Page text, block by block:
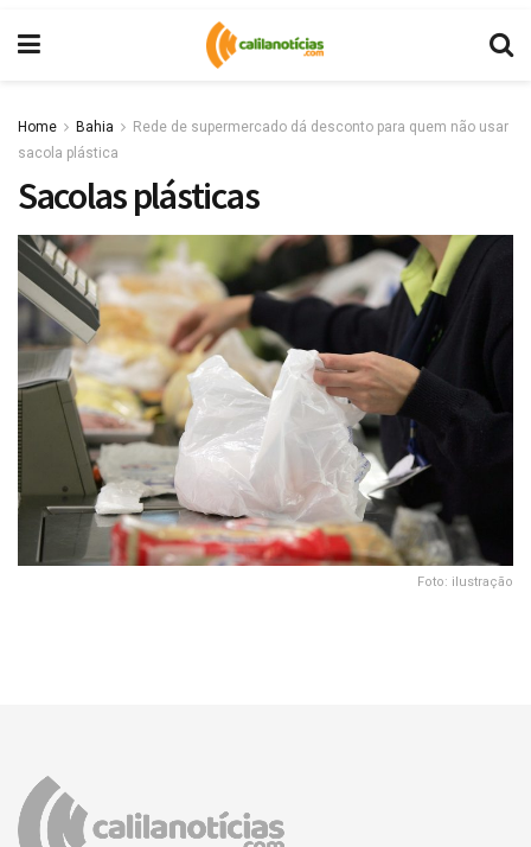
Home Bahia
Rede de supermercado dá desconto para quem não usar
sacola plástica
Sacolas plásticas
Foto: ilustração